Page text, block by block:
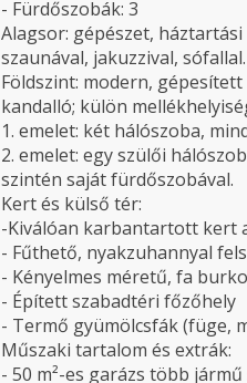
- Fürdőszobák: 3
Alagsor: gépészet,
szaunával, jakuzzival, sófallal.
Földszint: modern,
kandalló; külön
1. emelet: két hálószoba,
2. emelet: egy szülői
szintén saját fürdőszobával.
Kert és külső tér:
-Kiválóan karbantartott kert
- Fűthető, nyakzuhannyal
- Kényelmes méretű, fa
- Épített szabadtéri főzőhely
- Termő gyümölcsfák (füge,
Műszaki tartalom és extrák:
- 50 m²-es garázs több